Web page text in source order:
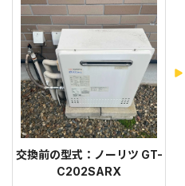
交換前の型式：ノーリツ GT-
C202SARX